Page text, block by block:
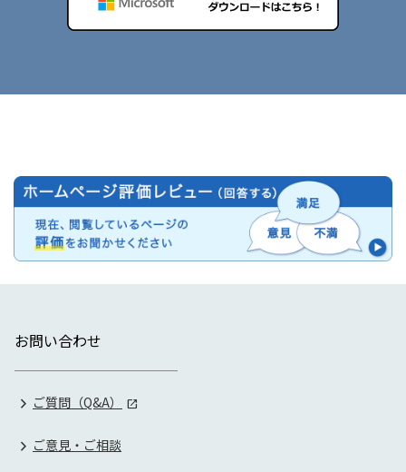
お問い合わせ
ご質問（Q&A）
ご意見・ご相談